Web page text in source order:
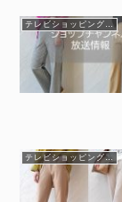
テレビショッピング情報
テレビショッピング情報